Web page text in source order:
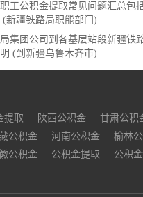
工公积金提取常见问题汇总包
新疆铁路局职能部门)
集团公司到各基层站段新疆铁
(到新疆乌鲁木齐市)
提取 陕西公积金 甘肃公积
公积金 河南公积金
榆林
公积金 公积金提取
公积